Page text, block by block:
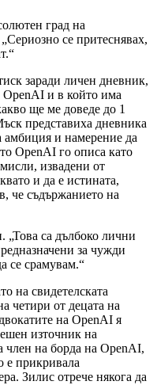
град на
се притеснявах,
заради личен дневник,
OpenAI и в който има
ще ме доведе до 1
представиха дневника
амбиция и намерение да
OpenAI го описа като
извадени от
и да е истината,
че съдържанието на
„Това са дълбоко лични
за чужди
се срамувам.“
на свидетелската
четири от децата на
на OpenAI я
източник на
на борда на OpenAI,
е прикривала
Зилис отрече някога да